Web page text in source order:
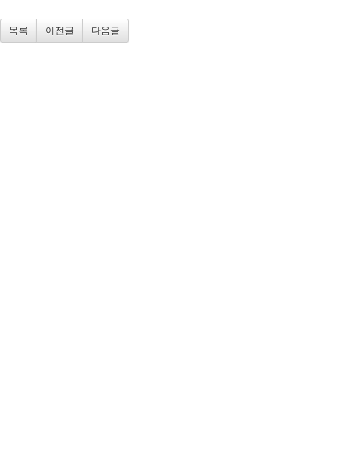
목록 이전글 다음글